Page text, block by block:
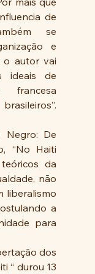
de
se
e
o autor vai
ideais de
francesa
Negro: De
“No Haiti
da
não
liberalismo
a
para
dos
“ durou 13